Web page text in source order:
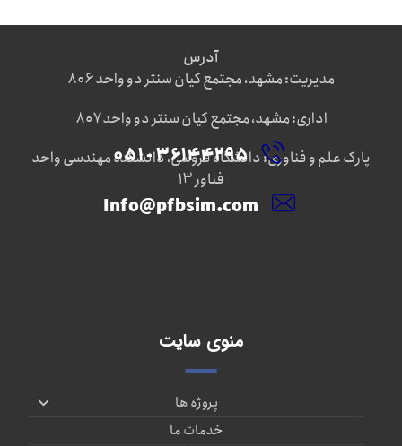
آدرس
مدیریت: مشهد، مجتمع کیان سنتر دو واحد ۸۰۶
اداری: مشهد، مجتمع کیان سنتر دو واحد ۸۰۷
پارک علم و فناوری: دانشگاه فروسی، دانشکده مهندسی واحد
فناور ۱۳
۳۶۱۴۴۲۹۵ - ۰۵۱
Info@pfbsim.com
منوی سایت
پروژه ها
خدمات ما